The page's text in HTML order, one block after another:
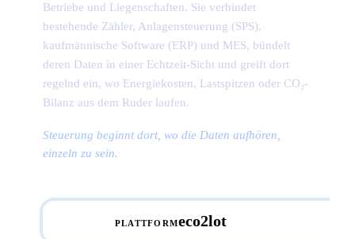
Betriebe und Liegenschaften. Sie verbindet
bestehende Zähler, Anlagensteuerung (SPS),
kaufmännische Software (ERP) und MES, bündelt
deren Daten in einer Echtzeit-Sicht und greift dort
regelnd ein, wo Energiekosten, Lastspitzen oder CO₂-
Bilanz aus dem Ruder laufen.
Steuerung beginnt dort, wo die Daten aufhören,
einzeln zu sein.
PLATTFORMeco2lot